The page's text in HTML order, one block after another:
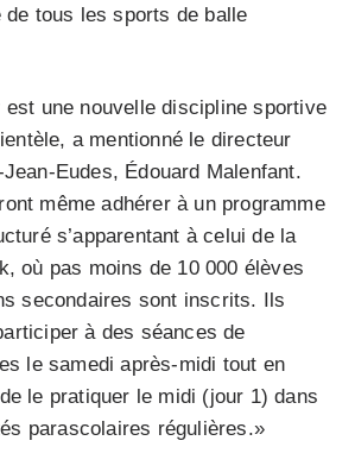
de tous les sports de balle
est une nouvelle discipline sportive
a mentionné le directeur
Eudes, Édouard Malenfant.
même adhérer à un programme
s’apparentant à celui de la
où pas moins de 10 000 élèves
secondaires sont inscrits. Ils
à des séances de
le samedi après-midi tout en
le pratiquer le midi (jour 1) dans
parascolaires régulières.»